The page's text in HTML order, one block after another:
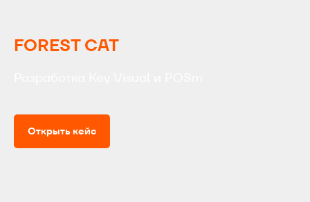
FOREST CAT
Открыть кейс